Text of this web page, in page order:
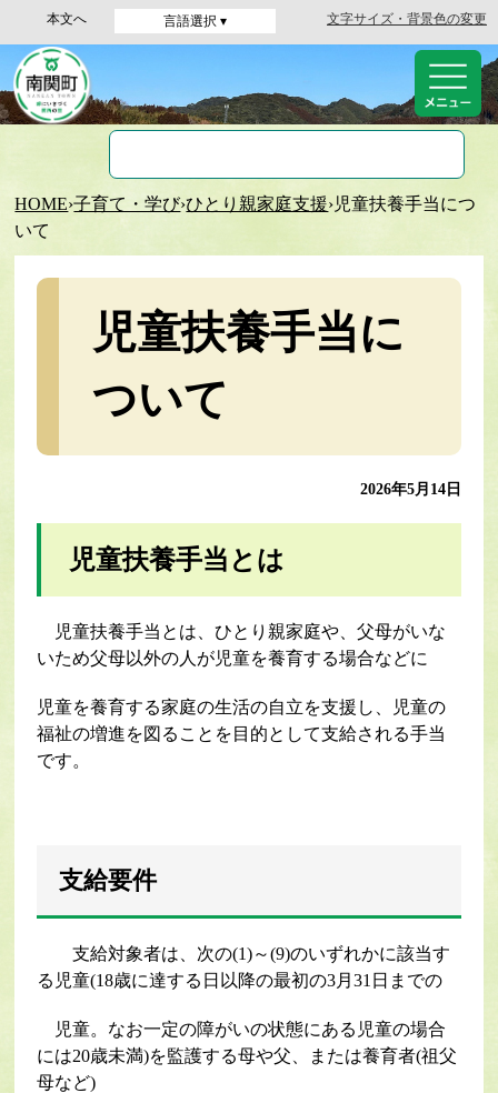
本文へ 言語選択 ▾ 文字サイズ・背景色の変更
HOME›子育て・学び›ひとり親家庭支援›児童扶養手当につ
いて
児童扶養手当に
ついて
2026年5月14日
児童扶養手当とは
児童扶養手当とは、ひとり親家庭や、父母がいな
いため父母以外の人が児童を養育する場合などに
児童を養育する家庭の生活の自立を支援し、児童の
福祉の増進を図ることを目的として支給される手当
です。
支給要件
支給対象者は、次の(1)～(9)のいずれかに該当す
る児童(18歳に達する日以降の最初の3月31日までの
児童。なお一定の障がいの状態にある児童の場合
には20歳未満)を監護する母や父、または養育者(祖父
母など)